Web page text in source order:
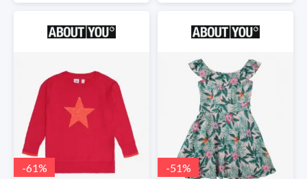
-61% -51%